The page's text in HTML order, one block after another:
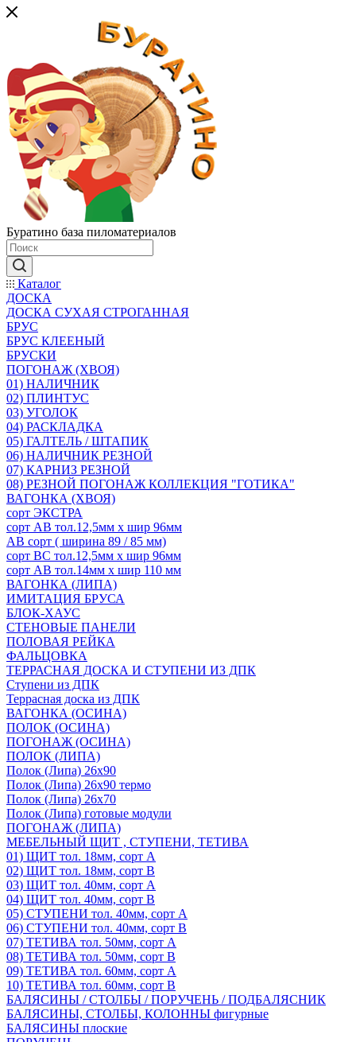
Буратино база пиломатериалов
Каталог
ДОСКА
ДОСКА СУХАЯ СТРОГАННАЯ
БРУС
БРУС КЛЕЕНЫЙ
БРУСКИ
ПОГОНАЖ (ХВОЯ)
01) НАЛИЧНИК
02) ПЛИНТУС
03) УГОЛОК
04) РАСКЛАДКА
05) ГАЛТЕЛЬ / ШТАПИК
06) НАЛИЧНИК РЕЗНОЙ
07) КАРНИЗ РЕЗНОЙ
08) РЕЗНОЙ ПОГОНАЖ КОЛЛЕКЦИЯ "ГОТИКА"
ВАГОНКА (ХВОЯ)
сорт ЭКСТРА
сорт АВ тол.12,5мм х шир 96мм
АВ сорт ( ширина 89 / 85 мм)
сорт ВС тол.12,5мм х шир 96мм
сорт АВ тол.14мм х шир 110 мм
ВАГОНКА (ЛИПА)
ИМИТАЦИЯ БРУСА
БЛОК-ХАУС
СТЕНОВЫЕ ПАНЕЛИ
ПОЛОВАЯ РЕЙКА
ФАЛЬЦОВКА
ТЕРРАСНАЯ ДОСКА И СТУПЕНИ ИЗ ДПК
Ступени из ДПК
Террасная доска из ДПК
ВАГОНКА (ОСИНА)
ПОЛОК (ОСИНА)
ПОГОНАЖ (ОСИНА)
ПОЛОК (ЛИПА)
Полок (Липа) 26х90
Полок (Липа) 26х90 термо
Полок (Липа) 26х70
Полок (Липа) готовые модули
ПОГОНАЖ (ЛИПА)
МЕБЕЛЬНЫЙ ЩИТ , СТУПЕНИ, ТЕТИВА
01) ЩИТ тол. 18мм, сорт А
02) ЩИТ тол. 18мм, сорт В
03) ЩИТ тол. 40мм, сорт А
04) ЩИТ тол. 40мм, сорт В
05) СТУПЕНИ тол. 40мм, сорт А
06) СТУПЕНИ тол. 40мм, сорт В
07) ТЕТИВА тол. 50мм, сорт А
08) ТЕТИВА тол. 50мм, сорт В
09) ТЕТИВА тол. 60мм, сорт А
10) ТЕТИВА тол. 60мм, сорт В
БАЛЯСИНЫ / СТОЛБЫ / ПОРУЧЕНЬ / ПОДБАЛЯСНИК
БАЛЯСИНЫ, СТОЛБЫ, КОЛОННЫ фигурные
БАЛЯСИНЫ плоские